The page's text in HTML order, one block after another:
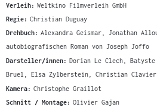
Verleih: Weltkino Filmverleih GmbH
Regie: Christian Duguay
Drehbuch: Alexandra Geismar, Jonathan
autobiografischen Roman von Joseph Joffo
Darsteller/innen: Dorian Le Clech,
Bruel, Elsa Zylberstein, Christian
Kamera: Christophe Graillot
Schnitt / Montage: Olivier Gajan